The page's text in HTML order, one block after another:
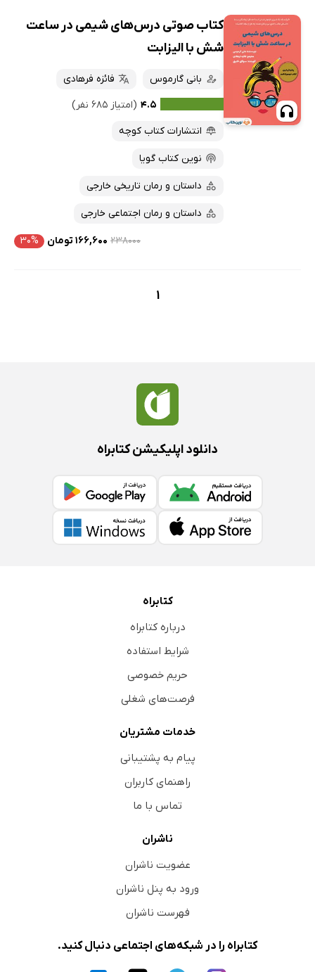
کتاب صوتی درس‌های شیمی در ساعت
شش با الیزابت
بانی گارموس
فائزه فرهادی
۴.۵ (امتیاز ۶۸۵ نفر)
انتشارات کتاب کوچه
نوین کتاب گویا
داستان و رمان تاریخی خارجی
داستان و رمان اجتماعی خارجی
۲۳۸۰۰۰ ۱۶۶,۶۰۰ تومان ۳۰%
1
دانلود اپلیکیشن کتابراه
کتابراه
درباره کتابراه
شرایط استفاده
حریم خصوصی
فرصت‌های شغلی
خدمات مشتریان
پیام به پشتیبانی
راهنمای کاربران
تماس با ما
ناشران
عضویت ناشران
ورود به پنل ناشران
فهرست ناشران
کتابراه را در شبکه‌های اجتماعی دنبال کنید.